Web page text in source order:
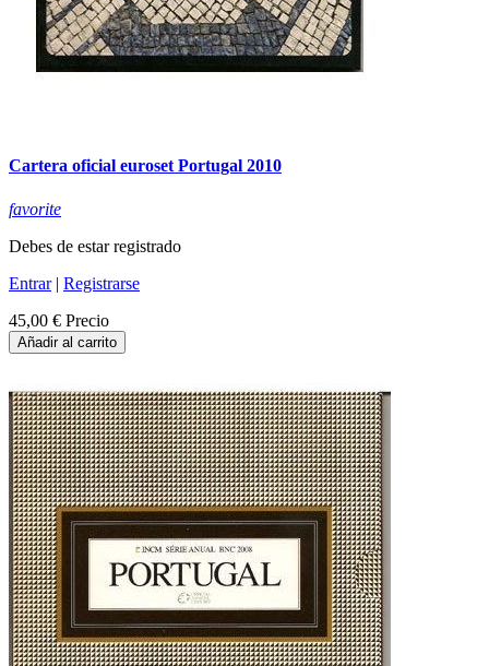
Cartera oficial euroset Portugal 2010
favorite
Debes de estar registrado
Entrar| Registrarse
45,00 € Precio
Añadir al carrito